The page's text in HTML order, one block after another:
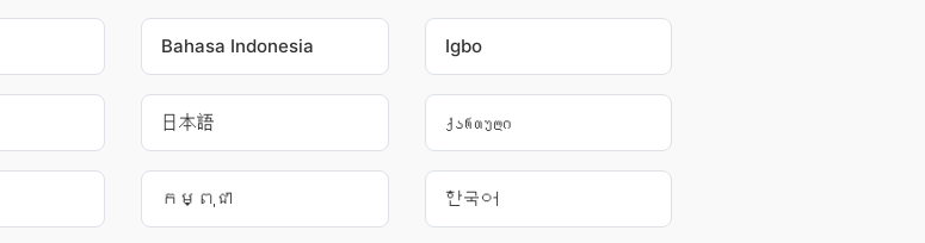
Bahasa Indonesia Igbo
日本語 ქართული
កម្ពុជា 한국어